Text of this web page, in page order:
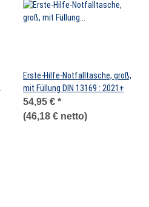
Erste-Hilfe-Notfalltasche, groß,
mit Füllung DIN 13169 : 2021+
54,95 € *
(46,18 € netto)